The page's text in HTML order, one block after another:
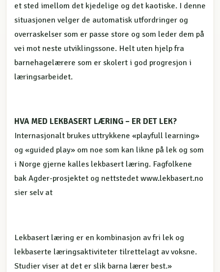
et sted imellom det kjedelige og det kaotiske. I denne
situasjonen velger de automatisk utfordringer og
overraskelser som er passe store og som leder dem på
vei mot neste utviklingssone. Helt uten hjelp fra
barnehagelærere som er skolert i god progresjon i
læringsarbeidet.
HVA MED LEKBASERT LÆRING – ER DET LEK?
Internasjonalt brukes uttrykkene «playfull learning»
og «guided play» om noe som kan likne på lek og som
i Norge gjerne kalles lekbasert læring. Fagfolkene
bak Agder-prosjektet og nettstedet www.lekbasert.no
sier selv at
Lekbasert læring er en kombinasjon av fri lek og
lekbaserte læringsaktiviteter tilrettelagt av voksne.
Studier viser at det er slik barna lærer best.»